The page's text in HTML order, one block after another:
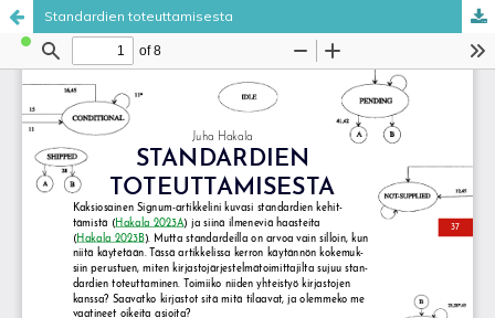
Standardien toteuttamisesta
Palvelua ylläpitää Tieteellisten seurain valtuuskunta